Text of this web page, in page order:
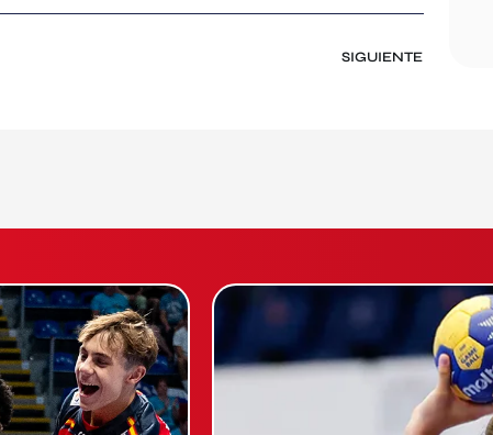
SIGUIENTE